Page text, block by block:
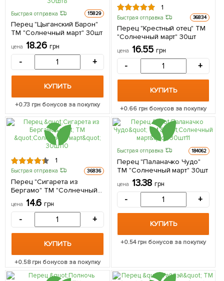
Быстрая отправка 15829
Перец "Цыганский Барон"
ТМ "Солнечный март" 30шт
цена 18.26 грн
- +
КУПИТЬ
+0.73 грн бонусов за покупку
1
Быстрая отправка 36834
Перец "Крестный отец" ТМ
"Солнечный март" 30шт
цена 16.55 грн
- +
КУПИТЬ
+0.66грн бонусов за покупку
1
Быстрая отправка 36836
Перец "Сигарета из
Бергамо" ТМ "Солнечный
март" 30шт
цена 14.6 грн
- +
КУПИТЬ
+0.58грн бонусов за покупку
Быстрая отправка 184062
Перец "Паланачко Чудо"
ТМ "Солнечный март" 30шт
цена 13.38 грн
- +
КУПИТЬ
+0.54грн бонусов за покупку